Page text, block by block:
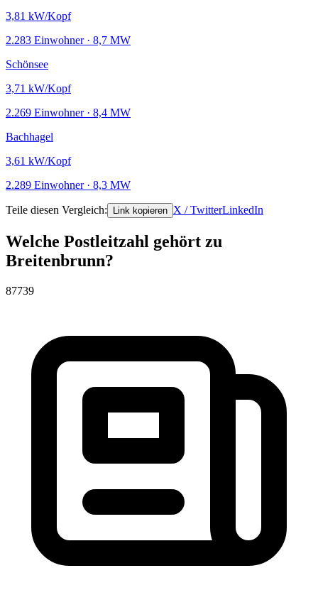
3,81 kW/Kopf
2.283 Einwohner · 8,7 MW
Schönsee
3,71 kW/Kopf
2.269 Einwohner · 8,4 MW
Bachhagel
3,61 kW/Kopf
2.289 Einwohner · 8,3 MW
Teile diesen Vergleich: Link kopieren X / TwitterLinkedIn
Welche Postleitzahl gehört zu
Breitenbrunn?
87739